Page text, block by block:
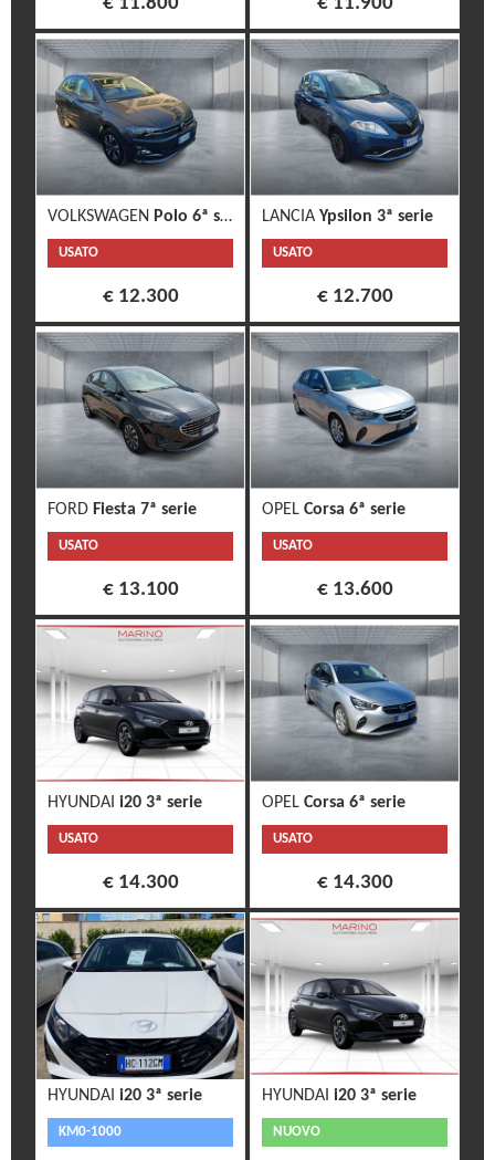
VOLKSWAGEN Polo 6ª serie
USATO
€ 12.300
LANCIA Ypsilon 3ª serie
USATO
€ 12.700
FORD Fiesta 7ª serie
USATO
€ 13.100
OPEL Corsa 6ª serie
USATO
€ 13.600
HYUNDAI i20 3ª serie
USATO
€ 14.300
OPEL Corsa 6ª serie
USATO
€ 14.300
HYUNDAI i20 3ª serie
KM0-1000
HYUNDAI i20 3ª serie
NUOVO